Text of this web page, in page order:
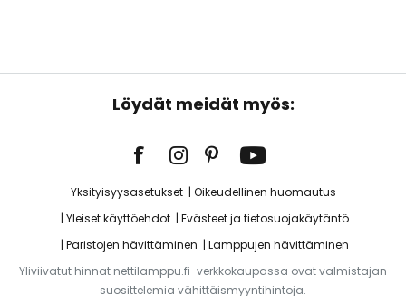
Löydät meidät myös:
Yksityisyysasetukset
Oikeudellinen huomautus
Yleiset käyttöehdot
Evästeet ja tietosuojakäytäntö
Paristojen hävittäminen
Lamppujen hävittäminen
Yliviivatut hinnat nettilamppu.fi-verkkokaupassa ovat valmistajan
suosittelemia vähittäismyyntihintoja.